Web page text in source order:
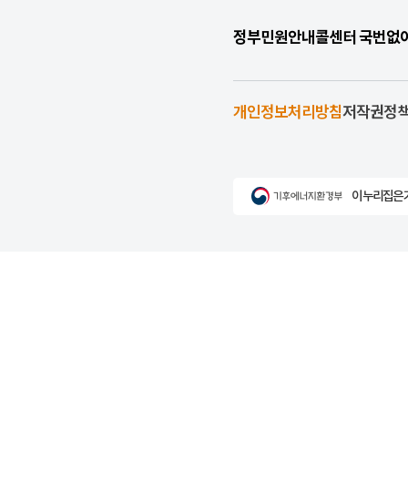
정부민원안내콜센터 국번
개인정보처리방침저작권정
이 누리집은